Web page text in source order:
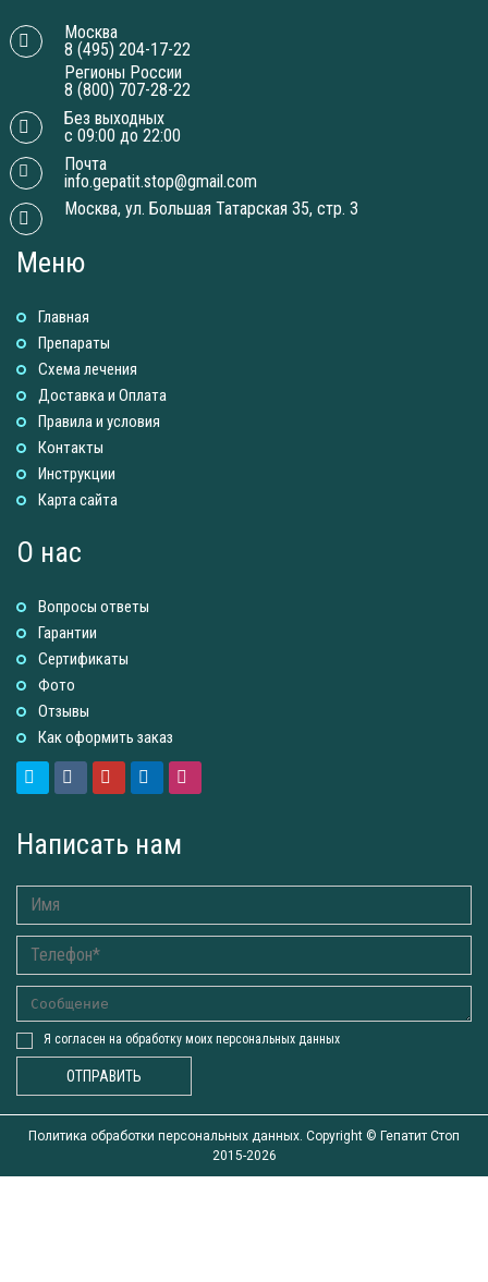
Москва
8 (495) 204-17-22
Регионы России
8 (800) 707-28-22
Без выходных
с 09:00 до 22:00
Почта
info.gepatit.stop@gmail.com
Москва, ул. Большая Татарская 35, стр. 3
Меню
Главная
Препараты
Схема лечения
Доставка и Оплатa
Правила и условия
Контакты
Инструкции
Карта сайта
О нас
Вопросы ответы
Гарантии
Сертификаты
Фото
Отзывы
Как оформить заказ
Написать нам
Я согласен на обработку моих персональных данных
ОТПРАВИТЬ
Политика обработки персональных данных. Copyright © Гепатит Стоп
2015-2026